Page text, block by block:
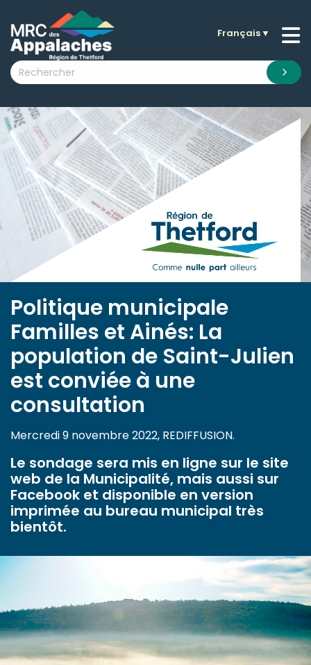
submenu (La MRC )
submenu (Citoyens )
submenu (Visiteurs )
submenu (Nouvelles )
submenu (Documentation )
Français▼
Politique municipale
Familles et Ainés: La
population de Saint-Julien
est conviée à une
consultation
Mercredi 9 novembre 2022, REDIFFUSION.
Le sondage sera mis en ligne sur le site
web de la Municipalité, mais aussi sur
Facebook et disponible en version
imprimée au bureau municipal très
bientôt.